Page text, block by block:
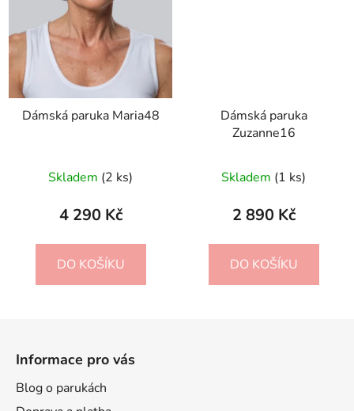
Dámská paruka Maria48
Skladem (2 ks)
4 290 Kč
DO KOŠÍKU
Dámská paruka
Zuzanne16
Skladem (1 ks)
2 890 Kč
DO KOŠÍKU
Informace pro vás
Blog o parukách